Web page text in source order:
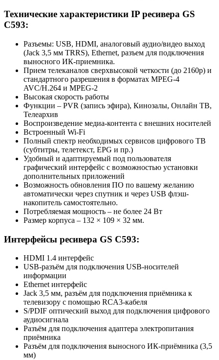
Технические характеристики IP ресивера GS
C593:
Разъемы: USB, HDMI, аналоговый аудио/видео выход
(Jack 3,5 мм TRRS), Ethernet, разъем для подключения
выносного ИК-приемника.
Прием телеканалов сверхвысокой четкости (до 2160p) и
стандартного разрешения в форматах MPEG-4
AVC/H.264 и MPEG-2
Высокая скорость работы
Функции – PVR (запись эфира), Кинозалы, Онлайн ТВ,
Телеархив
Воспроизведение медиа-контента с внешних носителей
Встроенный Wi-Fi
Полный спектр необходимых сервисов цифрового ТВ
(субтитры, телетекст, EPG и пр.)
Удобный и адаптируемый под пользователя
графический интерфейс с возможностью установки
дополнительных приложений
Возможность обновления ПО по вашему желанию
автоматически через спутник и через USB флэш-
накопитель самостоятельно.
Потребляемая мощность – не более 24 Вт
Размер корпуса – 132 × 109 × 32 мм.
Интерфейсы ресивера GS C593:
HDMI 1.4 интерфейс
USB-разъём для подключения USB-носителей
информации
Ethernet интерфейс
Jack 3,5 мм, разъём для подключения приёмника к
телевизору с помощью RCA3-кабеля
S/PDIF оптический выход для подключения цифрового
аудиосигнала
Разъём для подключения адаптера электропитания
приёмника
Разъём для подключения выносного ИК-приёмника (3,5
мм)